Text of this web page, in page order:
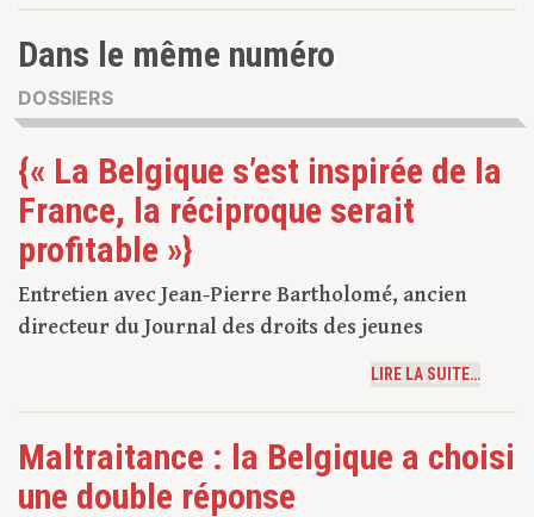
Dans le même numéro
DOSSIERS
{« La Belgique s’est inspirée de la
France, la réciproque serait
profitable »}
Entretien avec Jean-Pierre Bartholomé, ancien
directeur du Journal des droits des jeunes
LIRE LA SUITE…
Maltraitance : la Belgique a choisi
une double réponse